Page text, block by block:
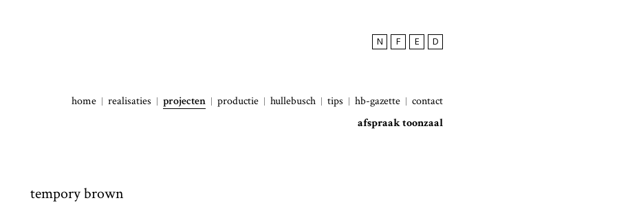
N F E D
home realisaties projecten productie hullebusch tips hb-gazette
contact
afspraak toonzaal
tempory brown